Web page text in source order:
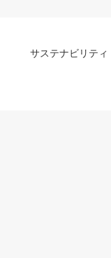
サステナビリティ